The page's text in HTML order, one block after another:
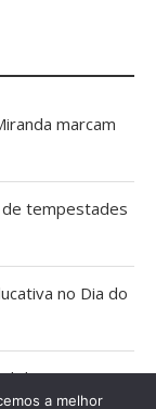
marcam
de tempestades
no Dia do
do ar
a melhor